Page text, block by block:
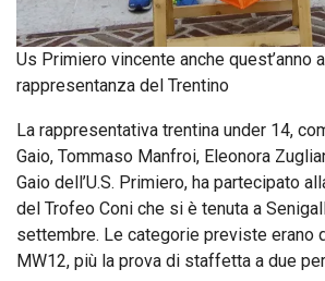
Us Primiero vincente anche quest’anno
rappresentanza del Trentino
La rappresentativa trentina under 14,
Gaio, Tommaso Manfroi, Eleonora
Gaio dell’U.S. Primiero, ha partecipato
del Trofeo Coni che si è tenuta a
settembre. Le categorie previste erano
MW12, più la prova di staffetta a due